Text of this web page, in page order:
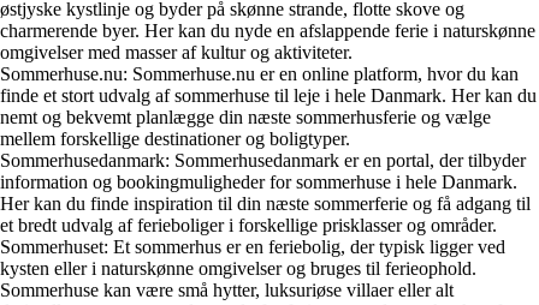
østjyske kystlinje og byder på skønne strande, flotte skove og
charmerende byer. Her kan du nyde en afslappende ferie i naturskønne
omgivelser med masser af kultur og aktiviteter.
Sommerhuse.nu: Sommerhuse.nu er en online platform, hvor du kan
finde et stort udvalg af sommerhuse til leje i hele Danmark. Her kan du
nemt og bekvemt planlægge din næste sommerhusferie og vælge
mellem forskellige destinationer og boligtyper.
Sommerhusedanmark: Sommerhusedanmark er en portal, der tilbyder
information og bookingmuligheder for sommerhuse i hele Danmark.
Her kan du finde inspiration til din næste sommerferie og få adgang til
et bredt udvalg af ferieboliger i forskellige prisklasser og områder.
Sommerhuset: Et sommerhus er en feriebolig, der typisk ligger ved
kysten eller i naturskønne omgivelser og bruges til ferieophold.
Sommerhuse kan være små hytter, luksuriøse villaer eller alt